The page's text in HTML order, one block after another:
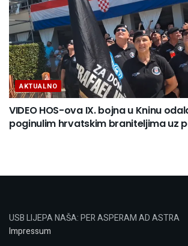
AKTUALNO
VIDEO HOS-ova IX. bojna u Kninu
poginulim hrvatskim braniteljima uz
USB LIJEPA NAŠA: PER ASPERAM AD ASTRA
Impressum